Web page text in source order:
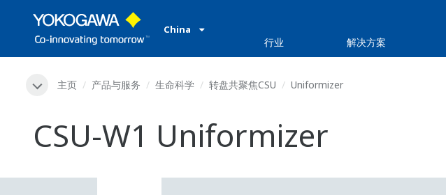
China
行业 解决方案
主页 产品与服务 生命科学 转盘共聚焦CSU Uniformizer
CSU-W1 Uniformizer